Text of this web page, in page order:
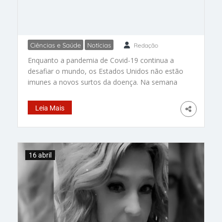
O retorno da Covid-19 nos EUA: a
importância de continuar
cuidando da saúde
Ciências e Saúde Notícias Redação
Enquanto a pandemia de Covid-19 continua a
desafiar o mundo, os Estados Unidos não estão
imunes a novos surtos da doença. Na semana
relacionadas à Covid-19 aumentaram quase 17%
em relação à semana anterior, servindo como
um lembrete de que o vírus ainda representa
Leia Mais
16 abril